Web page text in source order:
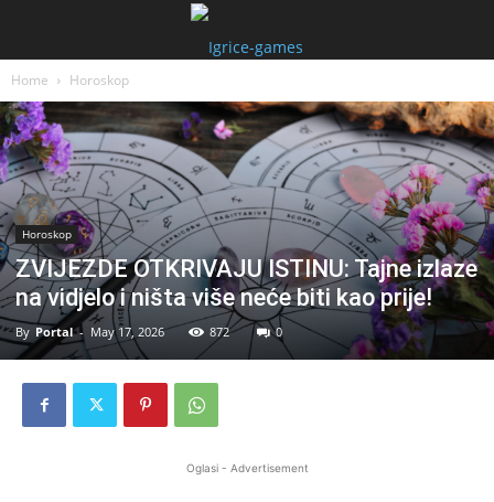
Home Horoskop
Horoskop
ZVIJEZDE OTKRIVAJU ISTINU: Tajne izlaze
na vidjelo i ništa više neće biti kao prije!
By Portal - May 17, 2026 872 0
Oglasi - Advertisement